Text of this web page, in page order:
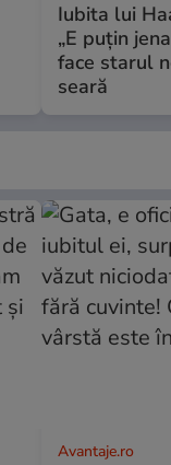
Iubita lui
„E puțin
face starul
seară
Avantaje.ro